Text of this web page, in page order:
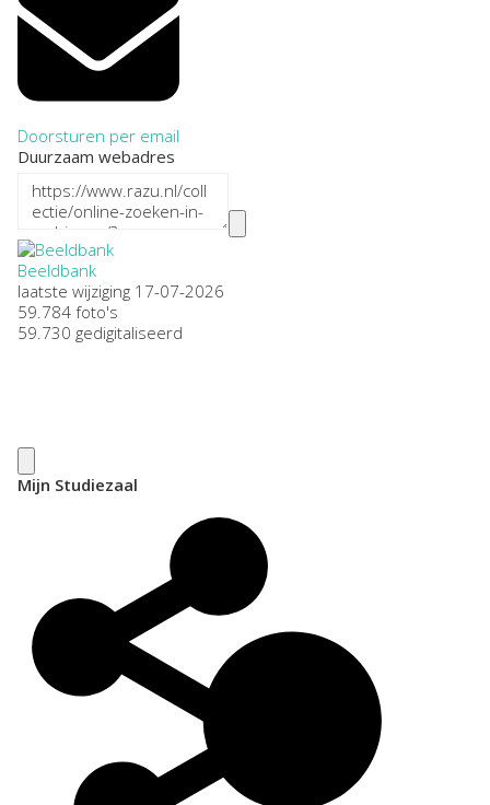
Doorsturen per email
Duurzaam webadres
Beeldbank
laatste wijziging 17-07-2026
59.784 foto's
59.730 gedigitaliseerd
Mijn Studiezaal